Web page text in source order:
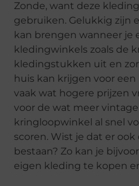
Zonde, want deze
gebruiken. Gelukkig zijn
kan brengen wanneer je
kledingwinkels zoals de
kledingstukken uit en
huis kan krijgen voor
vaak wat hogere prijzen
voor de wat meer
kringloopwinkel al snel
scoren. Wist je dat er
bestaan? Zo kan je
eigen kleding te kopen